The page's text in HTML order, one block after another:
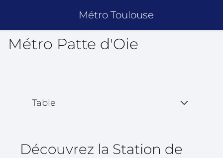
Métro Toulouse
Métro Patte d'Oie
Table
Découvrez la Station de